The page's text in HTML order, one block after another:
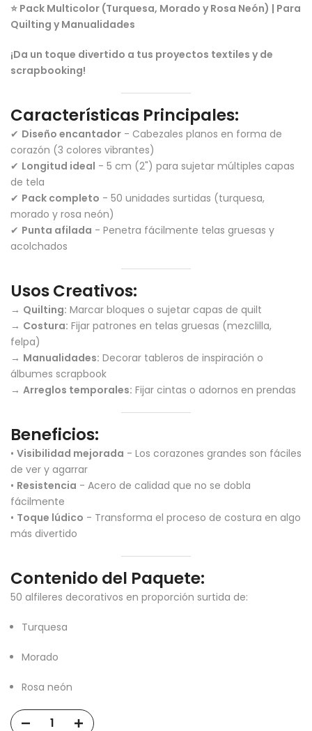
⭐ Pack Multicolor (Turquesa, Morado y Rosa Neón) | Para
Quilting y Manualidades
¡Da un toque divertido a tus proyectos textiles y de
scrapbooking!
Características Principales:
✔ Diseño encantador - Cabezales planos en forma de
corazón (3 colores vibrantes)
✔ Longitud ideal - 5 cm (2") para sujetar múltiples capas
de tela
✔ Pack completo - 50 unidades surtidas (turquesa,
morado y rosa neón)
✔ Punta afilada - Penetra fácilmente telas gruesas y
acolchados
Usos Creativos:
→ Quilting: Marcar bloques o sujetar capas de quilt
→ Costura: Fijar patrones en telas gruesas (mezclilla,
felpa)
→ Manualidades: Decorar tableros de inspiración o
álbumes scrapbook
→ Arreglos temporales: Fijar cintas o adornos en prendas
Beneficios:
• Visibilidad mejorada - Los corazones grandes son fáciles
de ver y agarrar
• Resistencia - Acero de calidad que no se dobla
fácilmente
• Toque lúdico - Transforma el proceso de costura en algo
más divertido
Contenido del Paquete:
50 alfileres decorativos en proporción surtida de:
Turquesa
Morado
Rosa neón